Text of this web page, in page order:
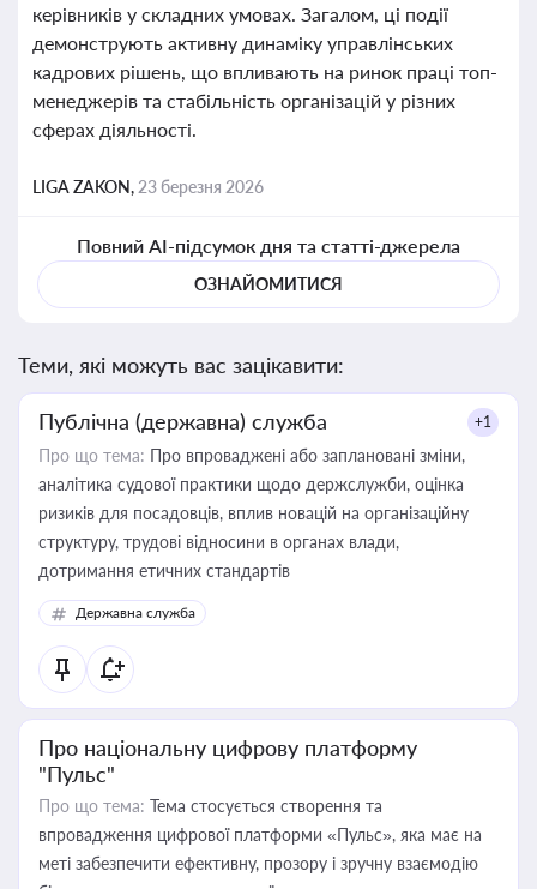
керівників у складних умовах. Загалом, ці події
демонструють активну динаміку управлінських
кадрових рішень, що впливають на ринок праці топ-
менеджерів та стабільність організацій у різних
сферах діяльності.
LIGA ZAKON, 23 березня 2026
Повний AI-підсумок дня та статті-джерела
ОЗНАЙОМИТИСЯ
Теми, які можуть вас зацікавити:
Публічна (державна) служба +1
Про що тема: Про впроваджені або заплановані зміни,
аналітика судової практики щодо держслужби, оцінка
ризиків для посадовців, вплив новацій на організаційну
структуру, трудові відносини в органах влади,
дотримання етичних стандартів
Державна служба
Про національну цифрову платформу
"Пульс"
Про що тема: Тема стосується створення та
впровадження цифрової платформи «Пульс», яка має на
меті забезпечити ефективну, прозору і зручну взаємодію